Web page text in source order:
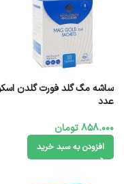
عدد
858.000تومان
افزودن به سبد خرید